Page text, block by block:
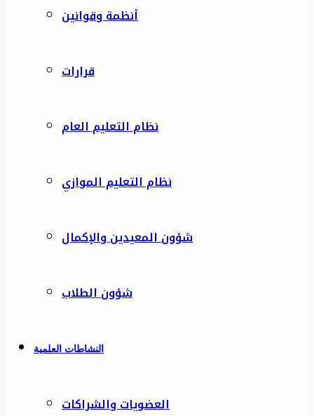
أنظمة وقوانين
قرارات
نظام التعليم العام
نظام التعليم الموازي
شؤون المعيدين والإكمال
شؤون الطلاب
النشاطات العلمية
العضويات والشراكات